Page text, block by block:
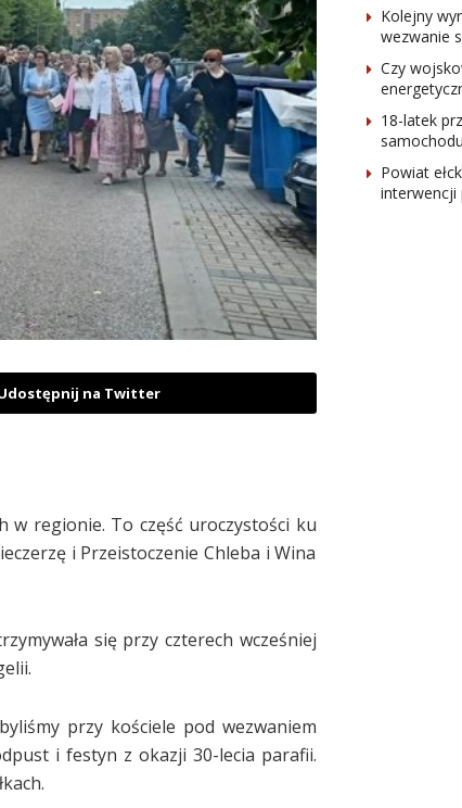
na Twitter
w regionie. To część uroczystości ku
i Przeistoczenie Chleba i Wina
się przy czterech wcześniej
przy kościele pod wezwaniem
i festyn z okazji 30-lecia parafii.
Kolejny
wezwanie
Czy
18-latek
samochodu
Powiat
interwencji